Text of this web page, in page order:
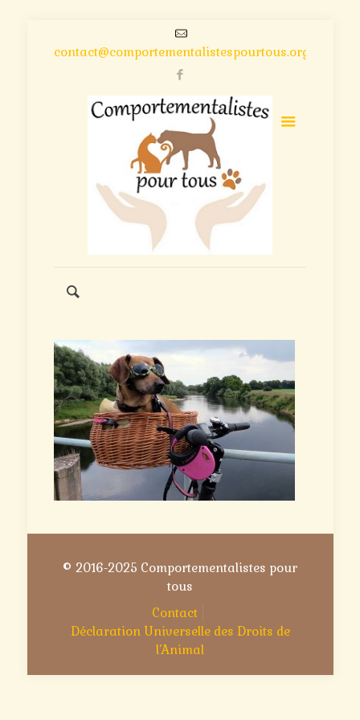
contact@comportementalistespourtous.org
© 2016-2025 Comportementalistes pour
tous
Contact
Déclaration Universelle des Droits de
l’Animal